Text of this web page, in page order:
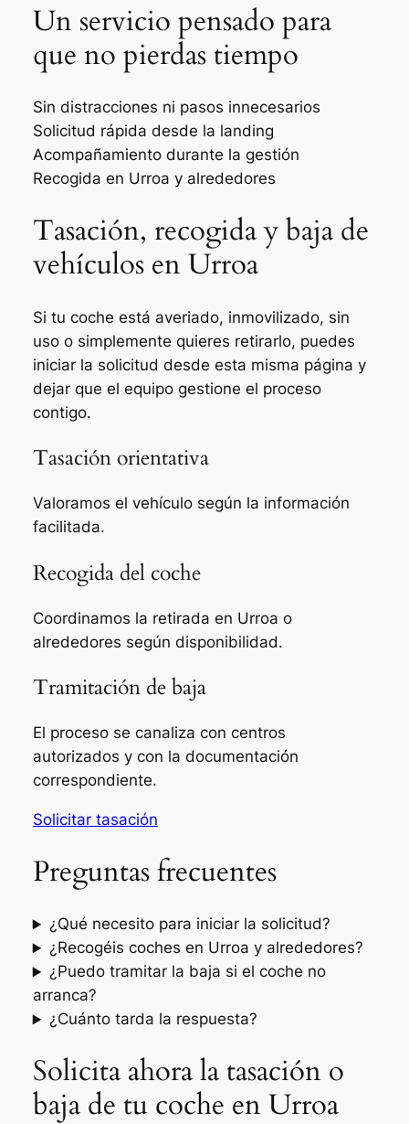
Un servicio pensado para
que no pierdas tiempo
Sin distracciones ni pasos innecesarios
Solicitud rápida desde la landing
Acompañamiento durante la gestión
Recogida en Urroa y alrededores
Tasación, recogida y baja de
vehículos en Urroa
Si tu coche está averiado, inmovilizado, sin
uso o simplemente quieres retirarlo, puedes
iniciar la solicitud desde esta misma página y
dejar que el equipo gestione el proceso
contigo.
Tasación orientativa
Valoramos el vehículo según la información
facilitada.
Recogida del coche
Coordinamos la retirada en Urroa o
alrededores según disponibilidad.
Tramitación de baja
El proceso se canaliza con centros
autorizados y con la documentación
correspondiente.
Solicitar tasación
Preguntas frecuentes
¿Qué necesito para iniciar la solicitud?
¿Recogéis coches en Urroa y alrededores?
¿Puedo tramitar la baja si el coche no
arranca?
¿Cuánto tarda la respuesta?
Solicita ahora la tasación o
baja de tu coche en Urroa